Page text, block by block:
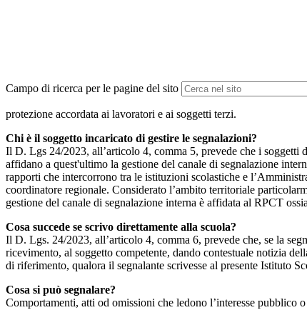
Campo di ricerca per le pagine del sito
protezione accordata ai lavoratori e ai soggetti terzi.
Chi è il soggetto incaricato di gestire le segnalazioni?
Il D. Lgs 24/2023, all’articolo 4, comma 5, prevede che i soggetti
affidano a quest'ultimo la gestione del canale di segnalazione
rapporti che intercorrono tra le istituzioni scolastiche e
coordinatore regionale. Considerato l’ambito territoriale
gestione del canale di segnalazione interna è affidata al RPCT
Cosa succede se scrivo direttamente alla scuola?
Il D. Lgs. 24/2023, all’articolo 4, comma 6, prevede che, se la
ricevimento, al soggetto competente, dando contestuale notizia
di riferimento, qualora il segnalante scrivesse al presente Istituto
Cosa si può segnalare?
Comportamenti, atti od omissioni che ledono l’interesse pubblico